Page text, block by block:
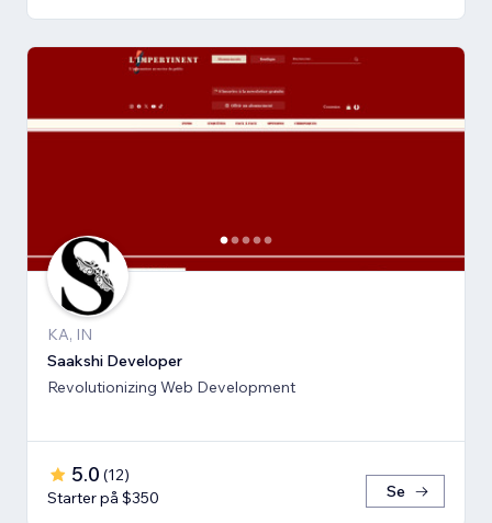
KA, IN
Saakshi Developer
Revolutionizing Web Development
5.0 (12)
Starter på $350
Se